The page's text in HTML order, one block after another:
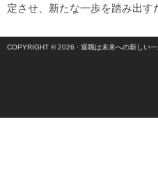
定させ、新たな一歩を踏み出
COPYRIGHT © 2026 · 退職は未来への新しい